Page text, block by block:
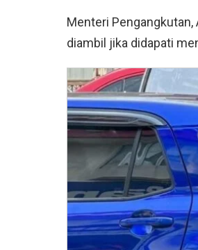
Menteri Pengangkutan,
diambil jika didapati